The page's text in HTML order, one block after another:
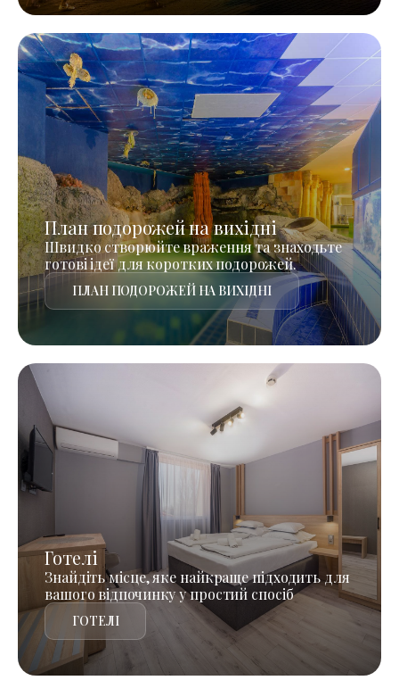
План подорожей на вихідні
Швидко створюйте враження та знаходьте
готові ідеї для коротких подорожей.
ПЛАН ПОДОРОЖЕЙ НА ВИХІДНІ
Готелі
Знайдіть місце, яке найкраще підходить для
вашого відпочинку у простий спосіб
ГОТЕЛІ